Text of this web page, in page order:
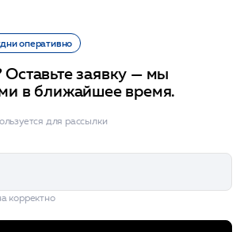
оперативно
Оставьте заявку — мы
в ближайшее время.
для рассылки
корректно